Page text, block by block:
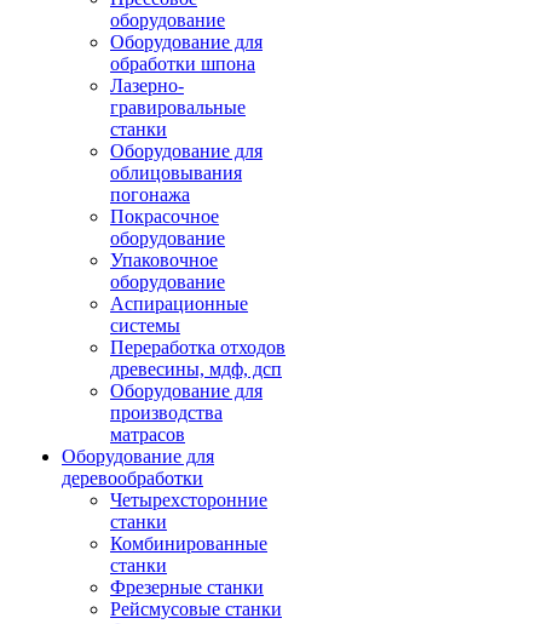
оборудование
Оборудование для
обработки шпона
Лазерно-
гравировальные
станки
Оборудование для
облицовывания
погонажа
Покрасочное
оборудование
Упаковочное
оборудование
Аспирационные
системы
Переработка отходов
древесины, мдф, дсп
Оборудование для
производства
матрасов
Оборудование для
деревообработки
Четырехсторонние
станки
Комбинированные
станки
Фрезерные станки
Рейсмусовые станки